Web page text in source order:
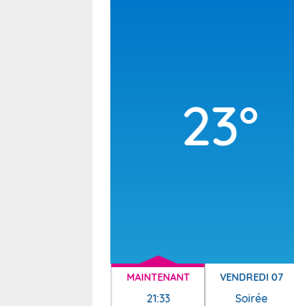
23°
MAINTENANT
21:33
VENDREDI 07
Soirée